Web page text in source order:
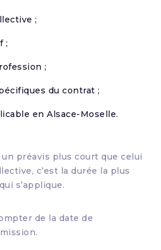
;
;
;
du contrat ;
en Alsace-Moselle.
préavis plus court que celui
c’est la durée la plus
s’applique.
de la date de